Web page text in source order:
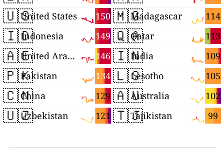
🇺🇸 150
United States
🇮🇩 149
Indonesia
🇦🇪 146
United Arab Emirates
🇵🇰 134
Pakistan
🇨🇳 129
China
🇺🇿 121
Uzbekistan
🇲🇬 114
Madagascar
🇶🇦 113
Qatar
🇮🇳 109
India
🇱🇸 105
Lesotho
🇦🇺 102
Australia
🇹🇯 99
Tajikistan